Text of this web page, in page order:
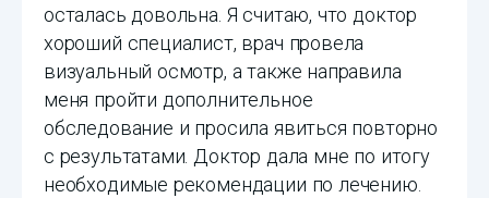
осталась довольна. Я считаю, что доктор
хороший специалист, врач провела
визуальный осмотр, а также направила
меня пройти дополнительное
обследование и просила явиться повторно
с результатами. Доктор дала мне по итогу
необходимые рекомендации по лечению.